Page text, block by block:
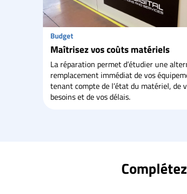
Budget
Maîtrisez vos coûts matériels
La réparation permet d’étudier une
remplacement immédiat de vos
tenant compte de l’état du matériel, de
besoins et de vos délais.